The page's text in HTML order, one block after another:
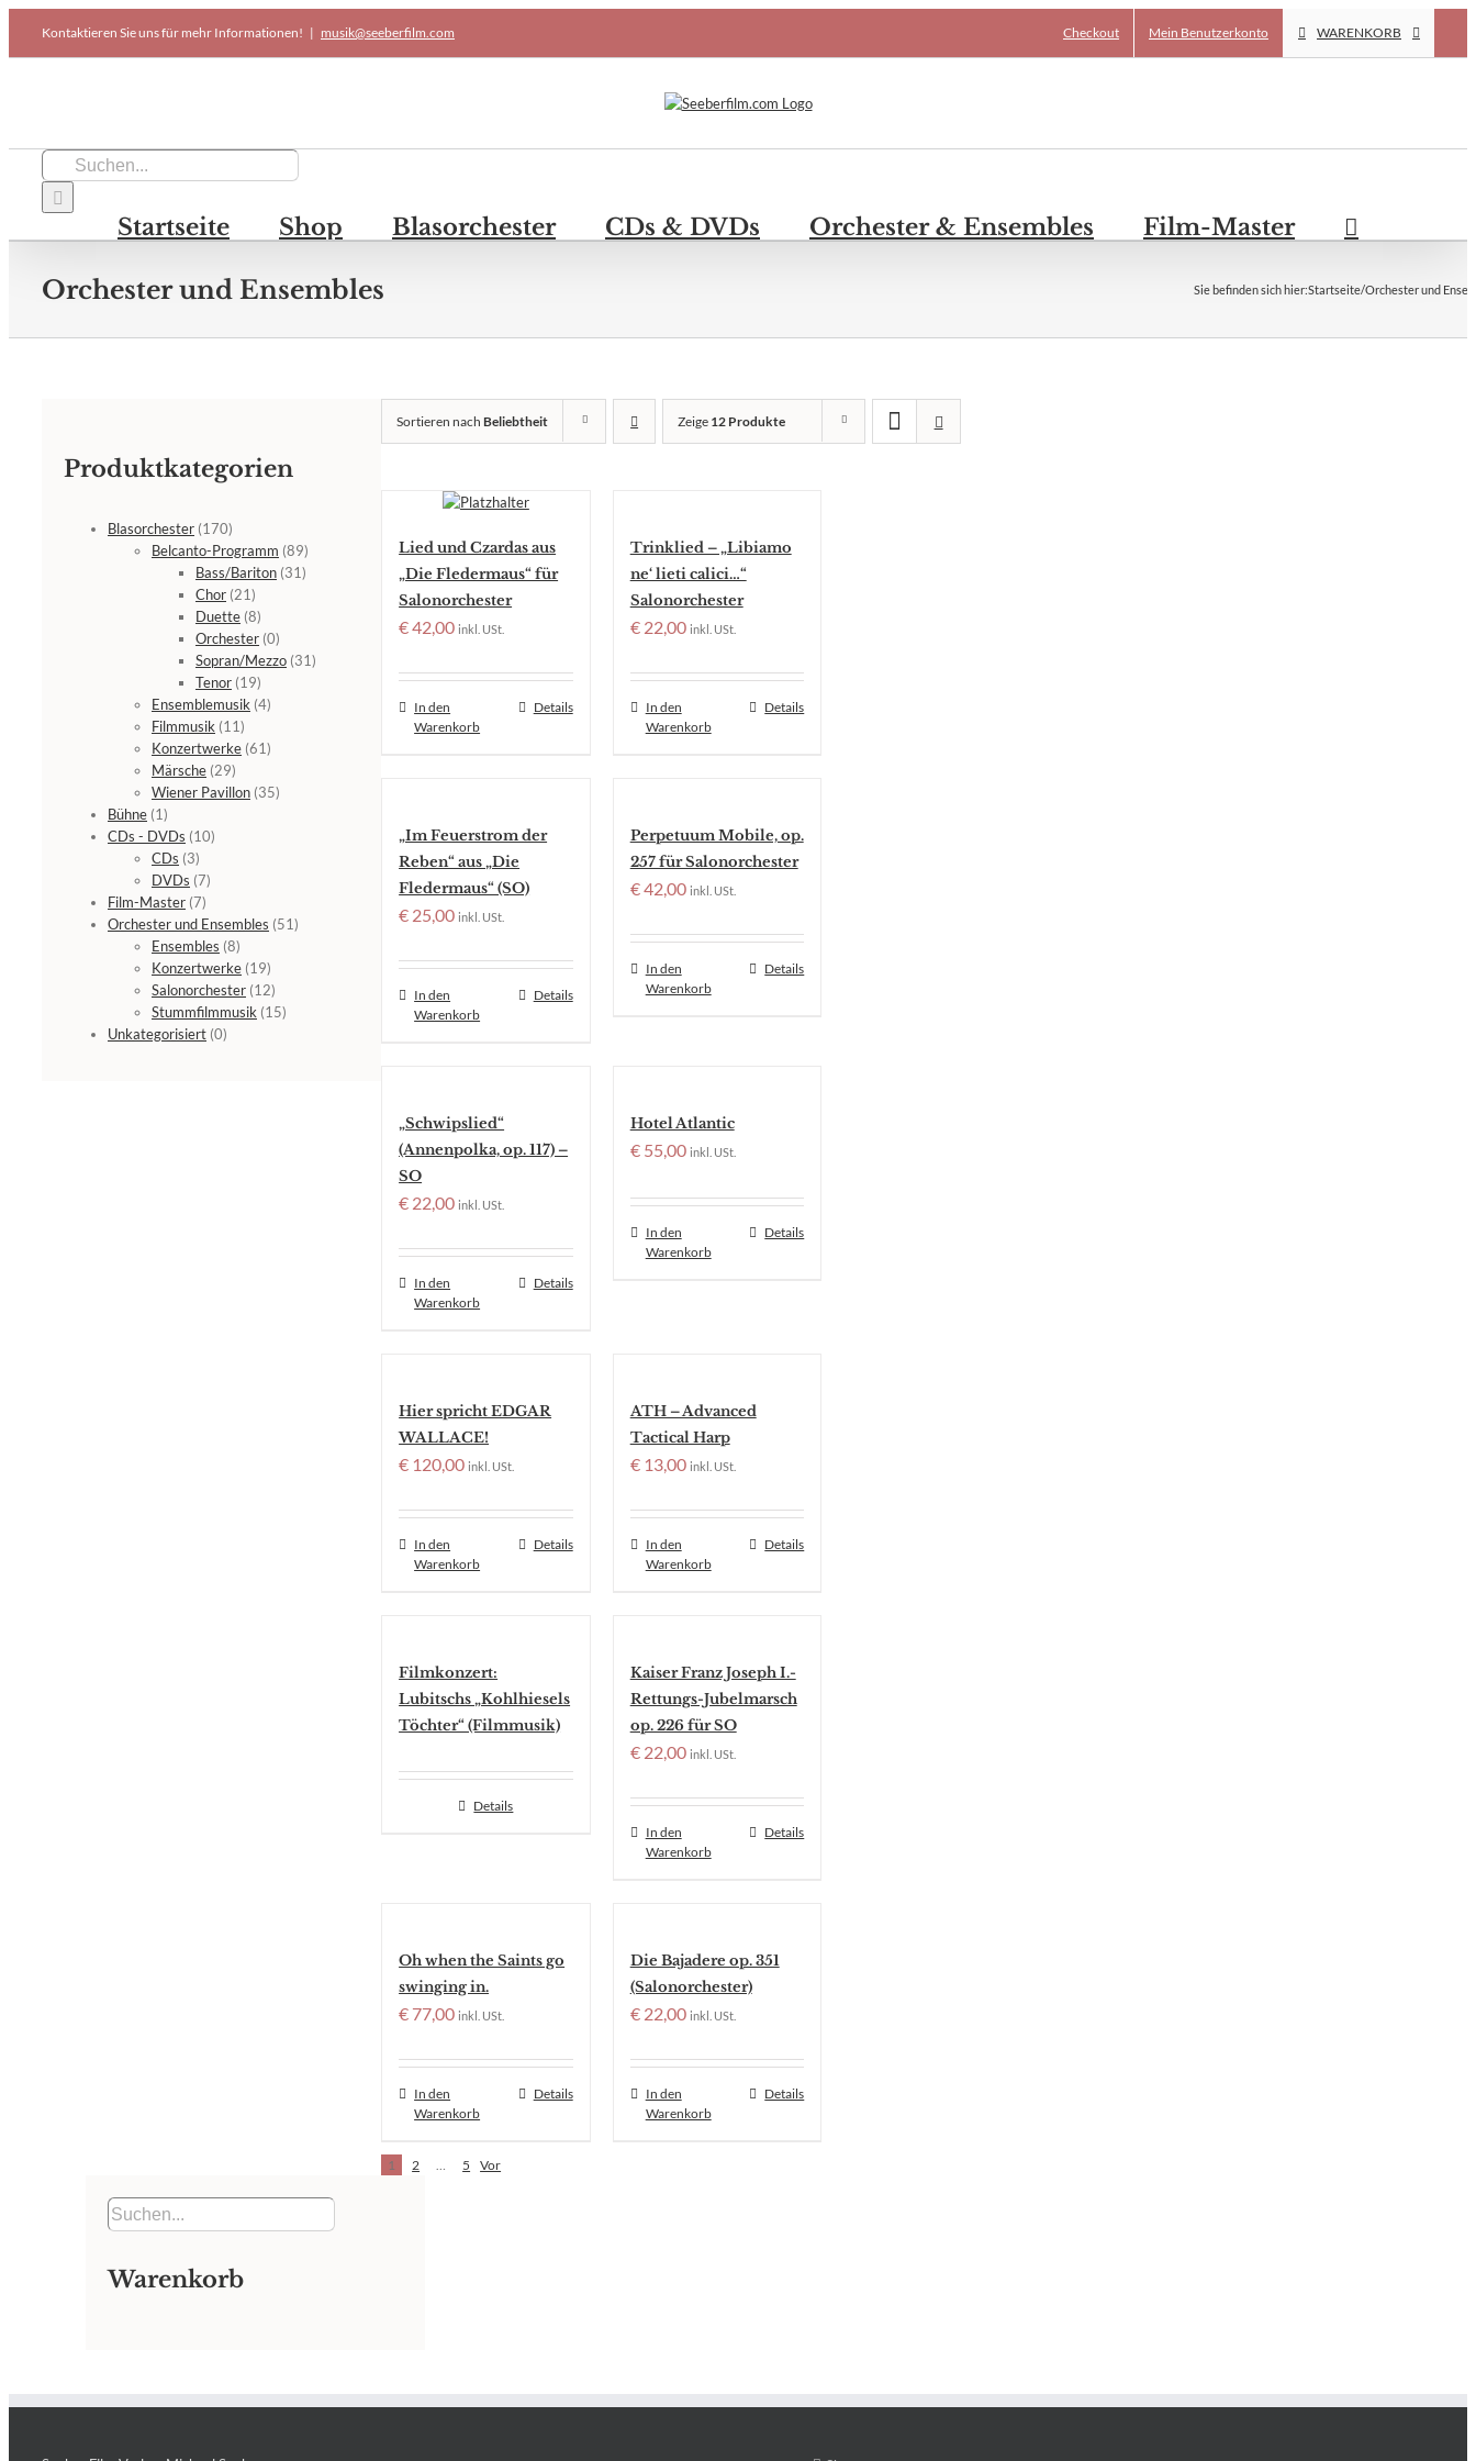
content
Kontaktieren Sie uns für mehr Informationen! | musik@seeberfilm.com Checkout Mein Benutzerkonto WARENKORB
Suche
nach:
Startseite Shop Blasorchester CDs & DVDs Orchester & Ensembles Film-Master
Orchester und Ensembles Sie befinden sich hier:Startseite/Orchester und
Sortieren nachBeliebtheit Zeige 12 Produkte
Lied und Czardas aus
„Die Fledermaus“ für
Salonorchester
€42,00 inkl. USt.
In den
Warenkorb
Details
Trinklied – „Libiamo
ne‘ lieti calici…“
Salonorchester
€22,00 inkl. USt.
In den
Warenkorb
Details
„Im Feuerstrom der
Reben“ aus „Die
Fledermaus“ (SO)
€ 25,00 inkl. USt.
In den
Warenkorb
Details
Perpetuum Mobile, op.
257 für Salonorchester
€42,00 inkl. USt.
In den
Warenkorb
Details
„Schwipslied“
(Annenpolka, op. 117) –
SO
€ 22,00 inkl. USt.
In den
Warenkorb
Details
Hotel Atlantic
€55,00 inkl. USt.
In den
Warenkorb
Details
Hier spricht EDGAR
WALLACE!
€ 120,00 inkl. USt.
In den
Warenkorb
Details
ATH – Advanced
Tactical Harp
€13,00 inkl. USt.
In den
Warenkorb
Details
Filmkonzert:
Lubitschs „Kohlhiesels
Töchter“ (Filmmusik)
Details
Kaiser Franz Joseph I.-
Rettungs-Jubelmarsch
op. 226 für SO
€22,00 inkl. USt.
In den
Warenkorb
Details
Oh when the Saints go
swinging in.
€ 77,00 inkl. USt.
In den
Warenkorb
Details
Die Bajadere op. 351
(Salonorchester)
€22,00 inkl. USt.
In den
Warenkorb
Details
1 2 … 5 Vor
Produktkategorien
Blasorchester (170)
Belcanto-Programm (89)
Bass/Bariton (31)
Chor (21)
Duette (8)
Orchester (0)
Sopran/Mezzo (31)
Tenor (19)
Ensemblemusik (4)
Filmmusik (11)
Konzertwerke (61)
Märsche (29)
Wiener Pavillon (35)
Bühne (1)
CDs - DVDs (10)
CDs (3)
DVDs (7)
Film-Master (7)
Orchester und Ensembles (51)
Ensembles (8)
Konzertwerke (19)
Salonorchester (12)
Stummfilmmusik (15)
Unkategorisiert (0)
Warenkorb